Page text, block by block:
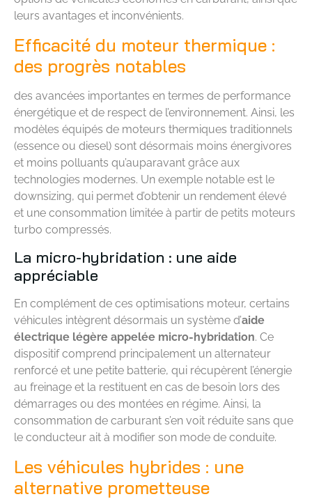
leurs avantages et inconvénients.
Efficacité du moteur thermique :
des progrès notables
des avancées importantes en termes de performance
énergétique et de respect de l’environnement. Ainsi, les
modèles équipés de moteurs thermiques traditionnels
(essence ou diesel) sont désormais moins énergivores
et moins polluants qu’auparavant grâce aux
technologies modernes. Un exemple notable est le
downsizing, qui permet d’obtenir un rendement élevé
et une consommation limitée à partir de petits moteurs
turbo compressés.
La micro-hybridation : une aide
appréciable
En complément de ces optimisations moteur, certains
véhicules intègrent désormais un système d’aide
électrique légère appelée micro-hybridation. Ce
dispositif comprend principalement un alternateur
renforcé et une petite batterie, qui récupèrent l’énergie
au freinage et la restituent en cas de besoin lors des
démarrages ou des montées en régime. Ainsi, la
consommation de carburant s’en voit réduite sans que
le conducteur ait à modifier son mode de conduite.
Les véhicules hybrides : une
alternative prometteuse